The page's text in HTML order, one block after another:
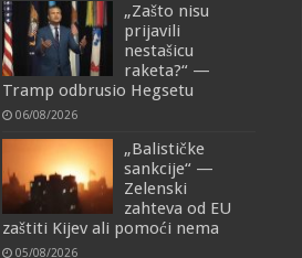
„Zašto nisu
prijavili
nestašicu
raketa?“ —
Tramp odbrusio Hegsetu
06/08/2026
„Balističke
sankcije“ —
Zelenski
zahteva od EU
zaštiti Kijev ali pomoći nema
05/08/2026